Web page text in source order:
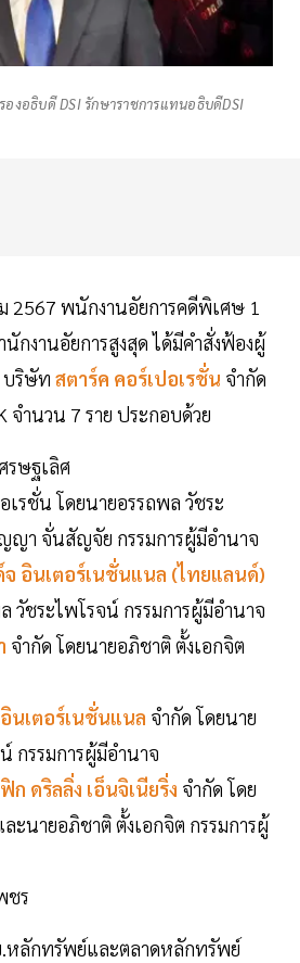
งอธิบดี DSI รักษาราชการแทนอธิบดีDSI
2567 พนักงานอัยการคดีพิเศษ 1
กงานอัยการสูงสุด ได้มีคำสั่งฟ้องผู้
บริษัท สตาร์ค คอร์เปอเรชั่น จำกัด
จำนวน 7 ราย ประกอบด้วย
รษฐเลิศ
เรชั่น โดยนายอรรถพล วัชระ
ญา จั่นสัญจัย กรรมการผู้มีอำนาจ
อินเตอร์เนชั่นแนล (ไทยแลนด์)
วัชระไพโรจน์ กรรมการผู้มีอำนาจ
จำกัด โดยนายอภิชาติ ตั้งเอกจิต
นเตอร์เนชั่นแนล จำกัด โดยนาย
กรรมการผู้มีอำนาจ
ก ดริลลิ่ง เอ็นจิเนียริ่ง จำกัด โดย
ะนายอภิชาติ ตั้งเอกจิต กรรมการผู้
ชร
.หลักทรัพย์และตลาดหลักทรัพย์